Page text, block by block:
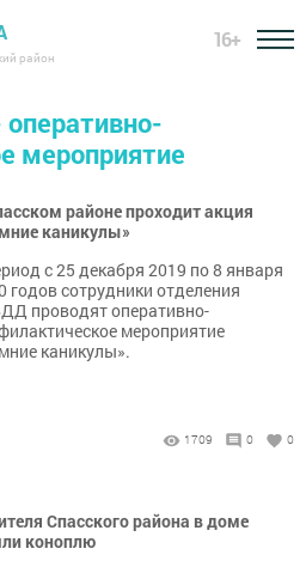
район
16+
мероприятие
районе проходит акция
каникулы»
с 25 декабря 2019 по 8 января
годов сотрудники отделения
проводят оперативно-
мероприятие
каникулы».
1709 0 0
Спасского района в доме
коноплю